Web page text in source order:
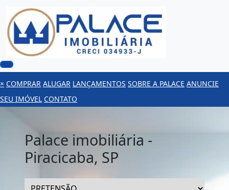
× COMPRAR ALUGAR LANÇAMENTOS SOBRE A PALACE ANUNCIE
SEU IMÓVEL CONTATO
Palace imobiliária -
Piracicaba, SP